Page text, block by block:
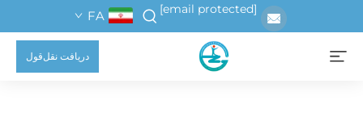
[email protected]
FA
دریافت نقل‌قول